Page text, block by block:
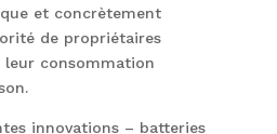
et concrètement
de propriétaires
consommation
innovations – batteries